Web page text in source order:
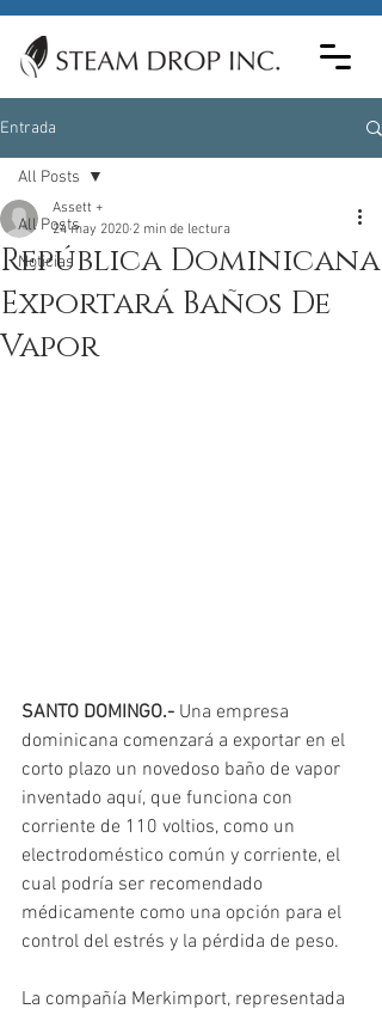
Entrada
All Posts
Noticias
All Posts
República Dominicana
Exportará Baños De
Vapor
Assett +
24 may 2020 2 min de lectura
SANTO DOMINGO.- Una empresa
dominicana comenzará a exportar en el
corto plazo un novedoso baño de vapor
inventado aquí, que funciona con
corriente de 110 voltios, como un
electrodoméstico común y corriente, el
cual podría ser recomendado
médicamente como una opción para el
control del estrés y la pérdida de peso.
La compañía Merkimport, representada